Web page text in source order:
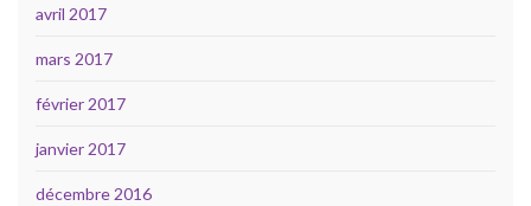
avril 2017
mars 2017
février 2017
janvier 2017
décembre 2016